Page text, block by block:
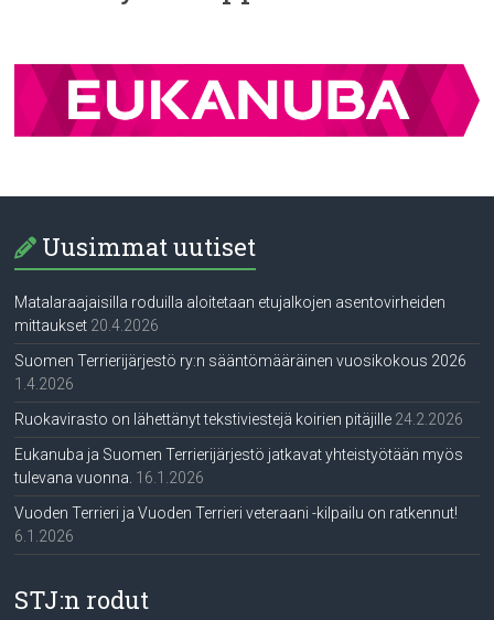
Uusimmat uutiset
Matalaraajaisilla roduilla aloitetaan etujalkojen asentovirheiden
mittaukset 20.4.2026
Suomen Terrierijärjestö ry:n sääntömääräinen vuosikokous 2026
1.4.2026
Ruokavirasto on lähettänyt tekstiviestejä koirien pitäjille 24.2.2026
Eukanuba ja Suomen Terrierijärjestö jatkavat yhteistyötään myös
tulevana vuonna. 16.1.2026
Vuoden Terrieri ja Vuoden Terrieri veteraani -kilpailu on ratkennut!
6.1.2026
STJ:n rodut